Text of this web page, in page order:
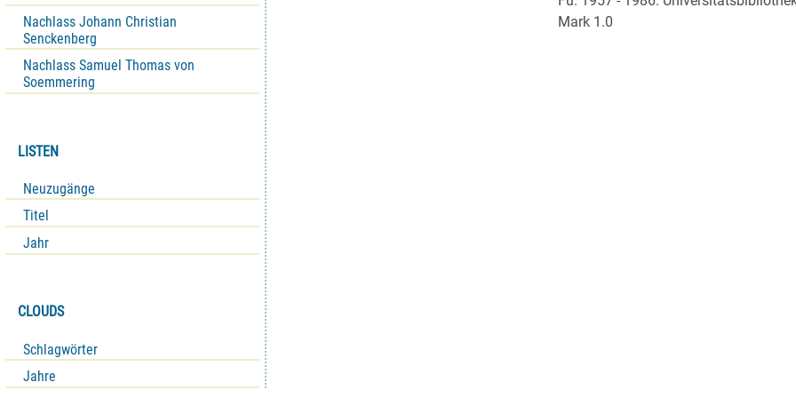
Nachlass Johann Christian
Senckenberg
Nachlass Samuel Thomas von
Soemmering
LISTEN
Neuzugänge
Titel
Jahr
CLOUDS
Schlagwörter
Jahre
Mark 1.0